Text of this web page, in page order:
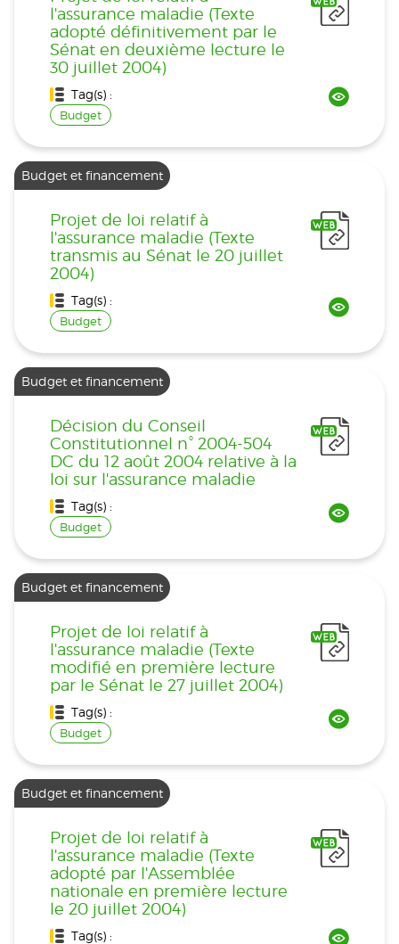
l'assurance maladie (Texte
adopté définitivement par le
Sénat en deuxième lecture le
30 juillet 2004)
Tag(s) :
Budget
Budget et financement
Projet de loi relatif à
l'assurance maladie (Texte
transmis au Sénat le 20 juillet
2004)
Tag(s) :
Budget
Budget et financement
Décision du Conseil
Constitutionnel n° 2004-504
DC du 12 août 2004 relative à la
loi sur l'assurance maladie
Tag(s) :
Budget
Budget et financement
Projet de loi relatif à
l'assurance maladie (Texte
modifié en première lecture
par le Sénat le 27 juillet 2004)
Tag(s) :
Budget
Budget et financement
Projet de loi relatif à
l'assurance maladie (Texte
adopté par l'Assemblée
nationale en première lecture
le 20 juillet 2004)
Tag(s) :